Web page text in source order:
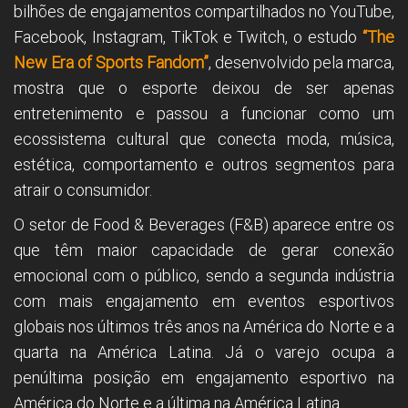
bilhões de engajamentos compartilhados no YouTube,
Facebook, Instagram, TikTok e Twitch, o estudo “The
New Era of Sports Fandom”, desenvolvido pela marca,
mostra que o esporte deixou de ser apenas
entretenimento e passou a funcionar como um
ecossistema cultural que conecta moda, música,
estética, comportamento e outros segmentos para
atrair o consumidor.
O setor de Food & Beverages (F&B) aparece entre os
que têm maior capacidade de gerar conexão
emocional com o público, sendo a segunda indústria
com mais engajamento em eventos esportivos
globais nos últimos três anos na América do Norte e a
quarta na América Latina. Já o varejo ocupa a
penúltima posição em engajamento esportivo na
América do Norte e a última na América Latina.